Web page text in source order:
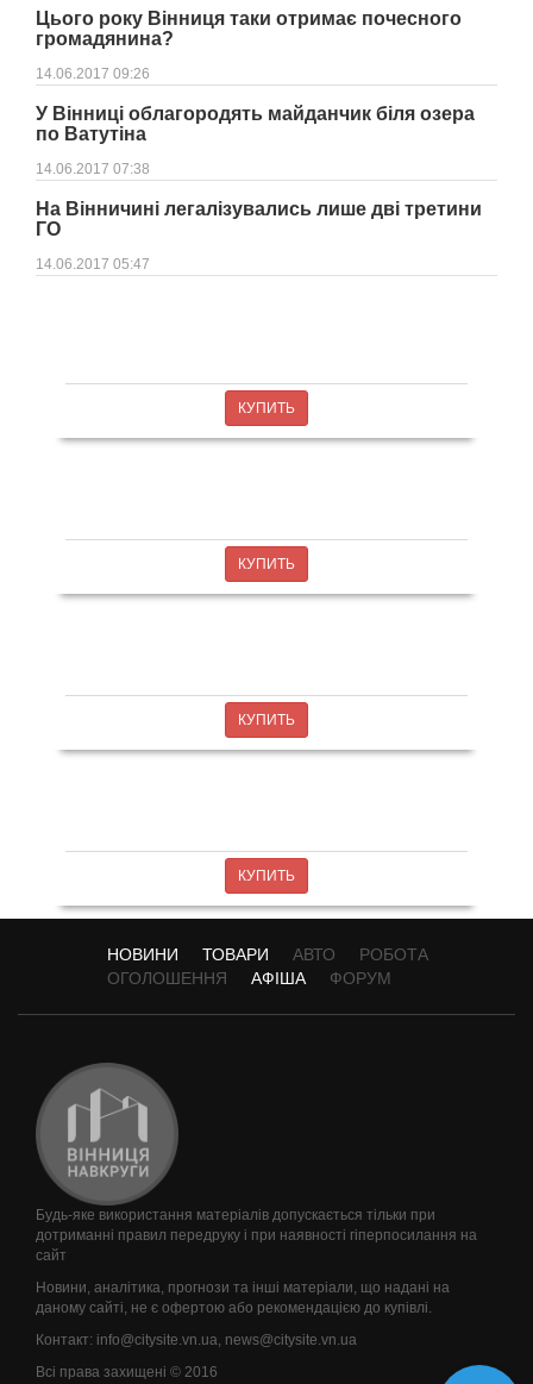
Цього року Вінниця таки отримає почесного
громадянина?
14.06.2017 09:26
У Вінниці облагородять майданчик біля озера
по Ватутіна
14.06.2017 07:38
На Вінничині легалізувались лише дві третини
ГО
14.06.2017 05:47
КУПИТЬ
КУПИТЬ
КУПИТЬ
КУПИТЬ
НОВИНИ ТОВАРИ АВТО
РОБОТА
ОГОЛОШЕННЯ
АФІША ФОРУМ
Будь-яке використання матеріалів допускається тільки при
дотриманні правил передруку і при наявності гіперпосилання на
сайт
Новини, аналітика, прогнози та інші матеріали, що надані на
даному сайті, не є офертою або рекомендацією до купівлі.
Контакт: info@citysite.vn.ua news@citysite.vn.ua
Всі права захищені © 2016